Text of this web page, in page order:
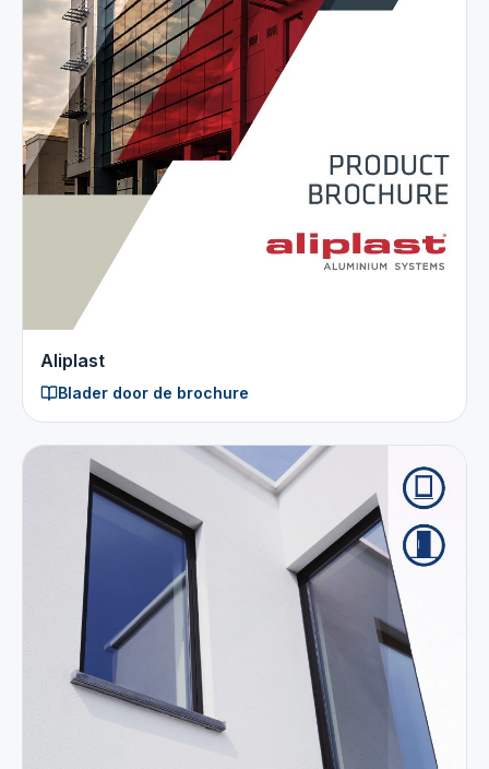
Aliplast
Blader door de brochure